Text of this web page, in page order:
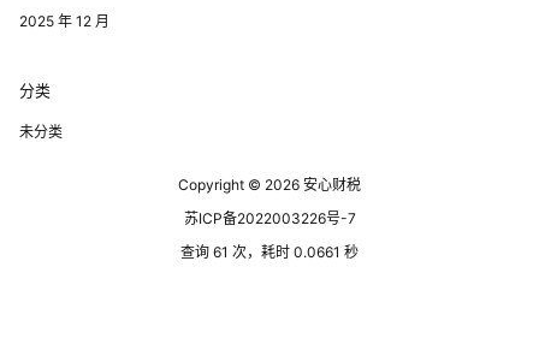
2025 年 12 月
分类
未分类
Copyright © 2026 安心财税
苏ICP备2022003226号-7
查询 61 次，耗时 0.0661 秒